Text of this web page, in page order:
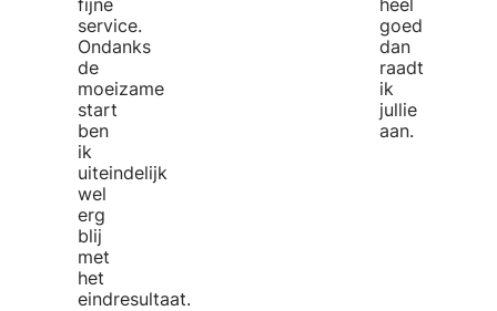
service.
Ondanks
de
moeizame
start
ben
ik
uiteindelijk
wel
erg
blij
met
het
eindresultaat.
goed
dan
raadt
ik
jullie
aan.